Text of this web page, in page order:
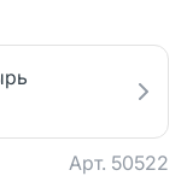
Арт. 50522